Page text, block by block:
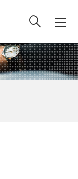
T
g
g
l
Suche